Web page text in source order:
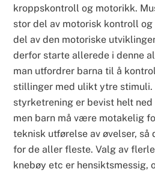
kroppskontroll og motorikk.
stor del av motorisk kontroll
del av den motoriske
derfor starte allerede i denne
man utfordrer barna til å
stillinger med ulikt ytre stimuli.
styrketrening er bevist helt
men barn må være motakelig
teknisk utførelse av øvelser,
for de aller fleste. Valg av
knebøy etc er hensiktsmessig,